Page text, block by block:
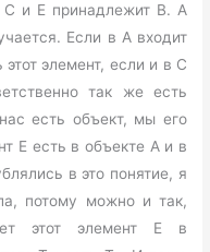
С и Е принадлежит В. А
Если в А входит
элемент, если и в С
так же есть
есть объект, мы его
Е есть в объекте А и в
в это понятие, я
потому можно и так,
этот элемент Е в